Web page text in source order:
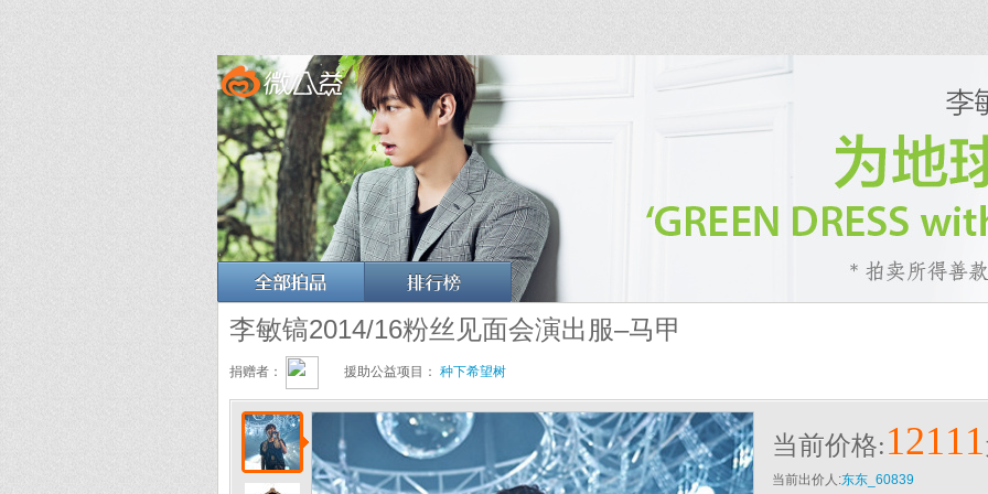
李敏镐2014/16粉丝见面会演出服–马甲
捐赠者： 援助公益项目： 种下希望树
当前价格:12111
当前出价人:东东_60839